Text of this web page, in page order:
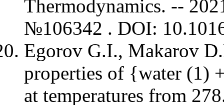
Thermodynamics. --
№106342 . DOI:
Egorov G.I., Makarov
properties of {water (1)
at temperatures from